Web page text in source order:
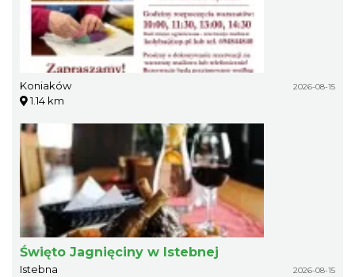
Koniaków 2026-08-15
1.14 km
Święto Jagnięciny w Istebnej
Istebna 2026-08-15